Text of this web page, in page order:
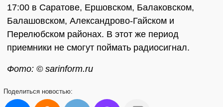
17:00 в Саратове, Ершовском, Балаковском,
Балашовском, Александрово-Гайском и
Перелюбском районах. В этот же период
приемники не смогут поймать радиосигнал.
Фото: © sarinform.ru
Поделиться новостью: